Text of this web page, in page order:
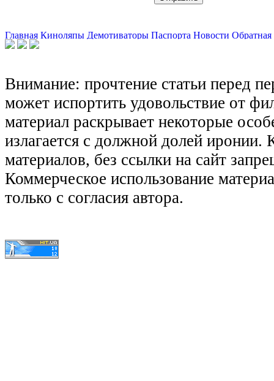
Главная Киноляпы Демотиваторы Паспорта Новости Обратная
Внимание: прочтение статьи перед
может испортить удовольствие от
материал раскрывает некоторые
излагается с должной долей иронии.
материалов, без ссылки на сайт
Коммерческое использование
только с согласия автора.